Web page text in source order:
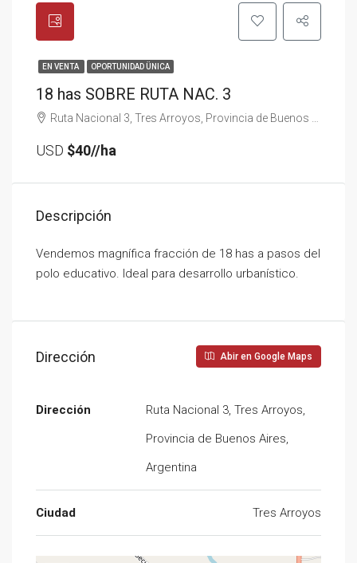
EN VENTA OPORTUNIDAD ÜNICA
18 has SOBRE RUTA NAC. 3
Ruta Nacional 3, Tres Arroyos, Provincia de Buenos Aires, Argentina
USD $40//ha
Descripción
Vendemos magnífica fracción de 18 has a pasos del
polo educativo. Ideal para desarrollo urbanístico.
Dirección Abir en Google Maps
Dirección
Ruta Nacional 3, Tres Arroyos,
Provincia de Buenos Aires,
Argentina
Ciudad Tres Arroyos